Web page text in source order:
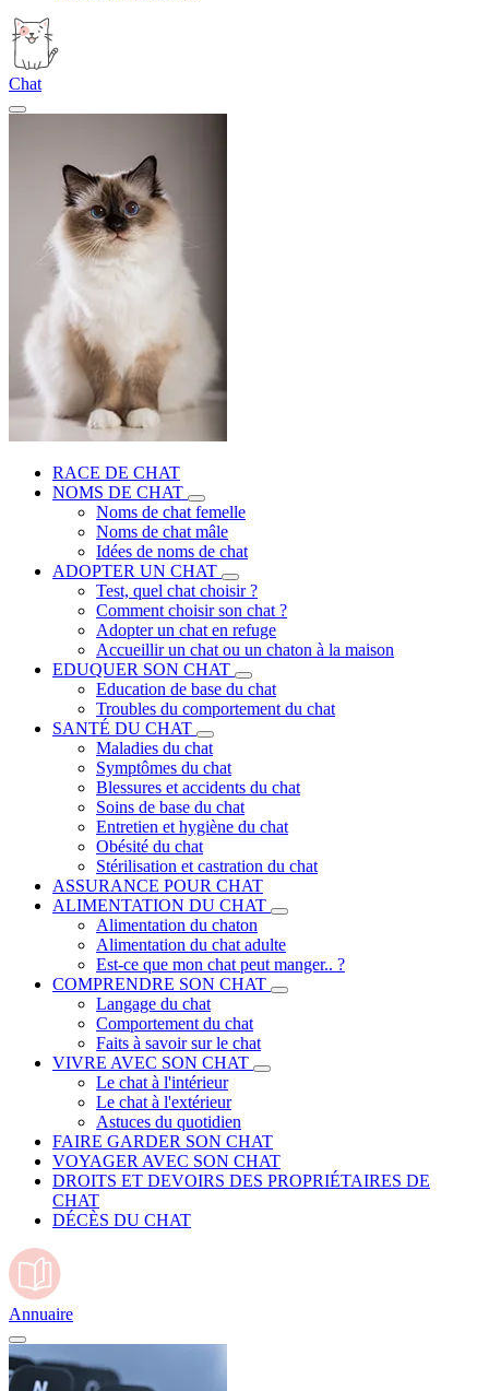
Chat
RACE DE CHAT
NOMS DE CHAT
Noms de chat femelle
Noms de chat mâle
Idées de noms de chat
ADOPTER UN CHAT
Test, quel chat choisir ?
Comment choisir son chat ?
Adopter un chat en refuge
Accueillir un chat ou un chaton à la maison
EDUQUER SON CHAT
Education de base du chat
Troubles du comportement du chat
SANTÉ DU CHAT
Maladies du chat
Symptômes du chat
Blessures et accidents du chat
Soins de base du chat
Entretien et hygiène du chat
Obésité du chat
Stérilisation et castration du chat
ASSURANCE POUR CHAT
ALIMENTATION DU CHAT
Alimentation du chaton
Alimentation du chat adulte
Est-ce que mon chat peut manger.. ?
COMPRENDRE SON CHAT
Langage du chat
Comportement du chat
Faits à savoir sur le chat
VIVRE AVEC SON CHAT
Le chat à l'intérieur
Le chat à l'extérieur
Astuces du quotidien
FAIRE GARDER SON CHAT
VOYAGER AVEC SON CHAT
DROITS ET DEVOIRS DES PROPRIÉTAIRES DE
CHAT
DÉCÈS DU CHAT
Annuaire